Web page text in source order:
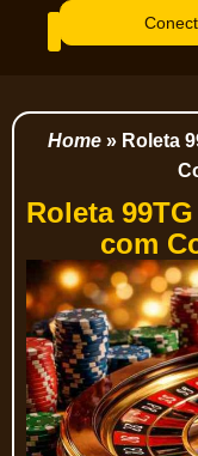
Home » Roleta
Roleta
com